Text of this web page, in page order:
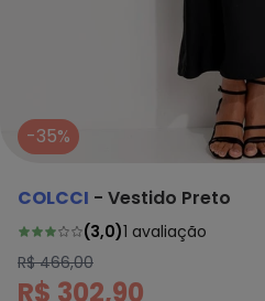
-35%
COLCCI - Vestido Preto
(3,0)1 avaliação
R$ 466,00
R$ 302,90